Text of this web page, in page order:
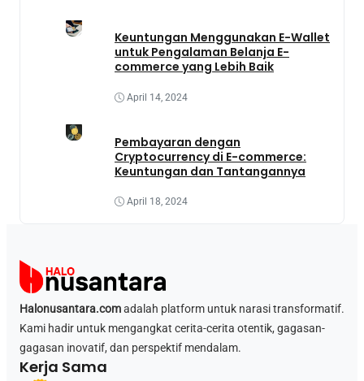
Keuntungan Menggunakan E-Wallet
untuk Pengalaman Belanja E-
commerce yang Lebih Baik
April 14, 2024
Pembayaran dengan
Cryptocurrency di E-commerce:
Keuntungan dan Tantangannya
April 18, 2024
Halonusantara.comadalah platform untuk narasi transformatif.
Kami hadir untuk mengangkat cerita-cerita otentik, gagasan-
gagasan inovatif, dan perspektif mendalam.
Kerja Sama